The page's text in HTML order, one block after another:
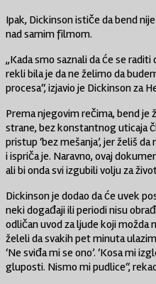
Ipak, Dickinson ističe da bend
nad samim filmom.
„Kada smo saznali da će se
rekli bila je da ne želimo da
procesa“, izjavio je Dickinson za
Prema njegovim rečima, bend je
strane, bez konstantnog uticaja
pristup ‘bez mešanja’, jer želiš
i ispriča je. Naravno, ovaj
ali bi onda svi izgubili volju za
Dickinson je dodao da će uvek
neki događaji ili periodi nisu
odličan uvod za ljude koji možda
želeli da svakih pet minuta
‘Ne sviđa mi se ono’. ‘Kosa mi
gluposti. Nismo mi pudlice“,